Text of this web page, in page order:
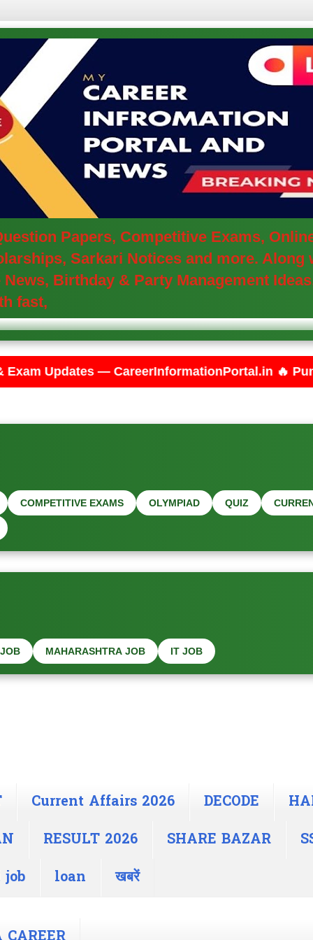
Papers, Competitive Exams,
Sarkari Notices and more. Along
Birthday & Party Management
fast,
🔥 Punjab PSPCL JE
COMPETITIVE EXAMS OLYMPIAD QUIZ
MAHARASHTRA JOB IT JOB
Current Affairs 2026 DECODE
RESULT 2026 SHARE BAZAR
loan खबरें